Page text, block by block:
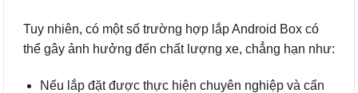
Tuy nhiên, có một số trường hợp lắp Android Box có
thể gây ảnh hưởng đến chất lượng xe, chẳng hạn như:
Nếu lắp đặt được thực hiện chuyên nghiệp và cẩn